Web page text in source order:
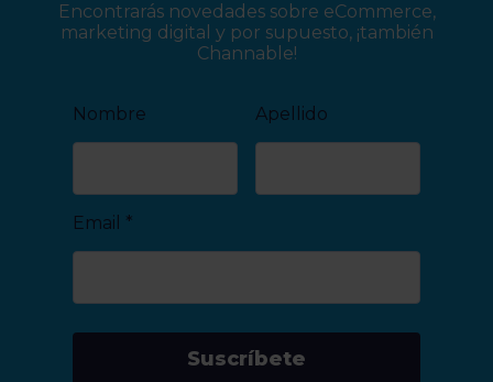
Encontrarás novedades sobre eCommerce,
marketing digital y por supuesto, ¡también
Channable!
Nombre Apellido
Email *
Suscríbete